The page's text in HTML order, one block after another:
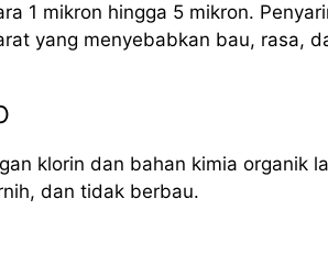
1 mikron hingga 5 mikron.
yang menyebabkan bau, rasa,
klorin dan bahan kimia organik
dan tidak berbau.